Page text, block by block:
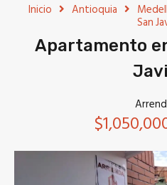
Inicio Antioquia
San
Apartamento